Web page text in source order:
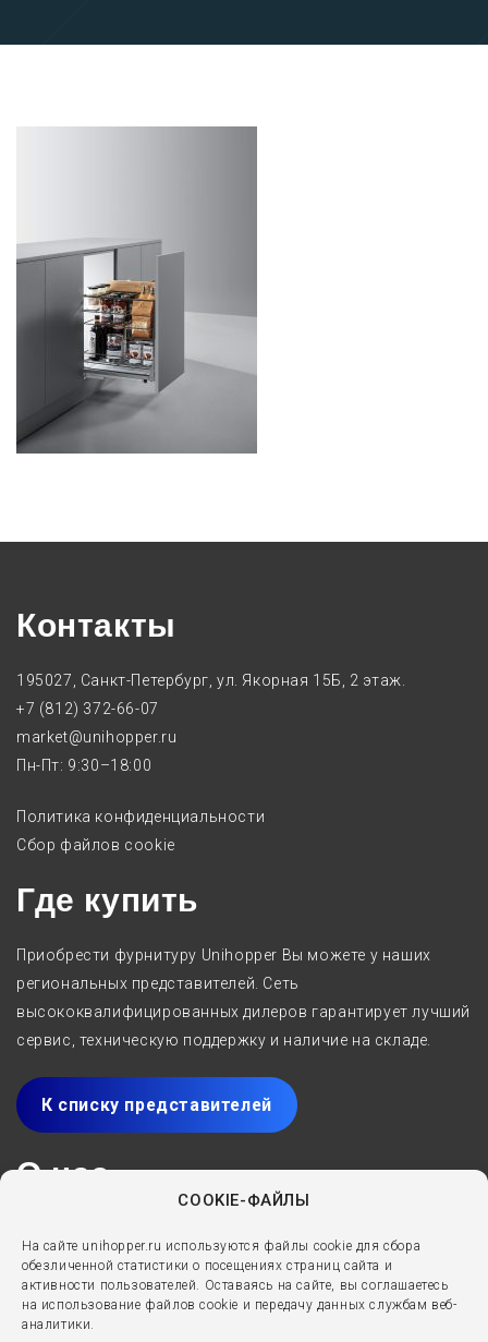
COOKIE-ФАЙЛЫ
На сайте unihopper.ru используются файлы cookie для сбора
обезличенной статистики о посещениях страниц сайта и
активности пользователей. Оставаясь на сайте, вы соглашаетесь
на использование файлов cookie и передачу данных службам веб-
аналитики.
Контакты
195027, Санкт-Петербург, ул. Якорная 15Б, 2 этаж.
+7 (812) 372-66-07
market@unihopper.ru
Пн-Пт: 9:30–18:00
Политика конфиденциальности
Сбор файлов cookie
Где купить
Приобрести фурнитуру Unihopper Вы можете у наших
региональных представителей. Сеть
высококвалифицированных дилеров гарантирует лучший
сервис, техническую поддержку и наличие на складе.
К списку представителей
О нас
2005 года специализируется на разработке,
производстве и реализации решений для мебели
премиум-класса. Выдвижные ящики, направляющие,